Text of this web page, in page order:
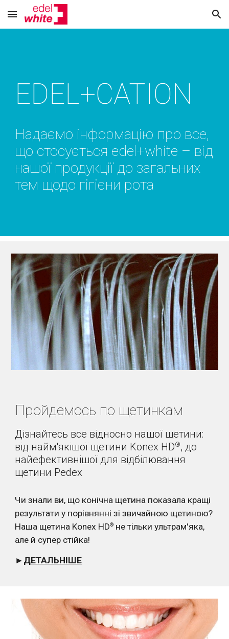
Skip to main content Skip to navigation
EDEL+CATION
Надаємо інформацію про все,
що стосується edel+white – від
нашої продукції до загальних
тем щодо гігієни рота
Пройдемось по щетинкам
Дізнайтесь все відносно нашої щетини:
від найм'якішої щетини Konex HD®, до
найефективнішої для відбілювання
щетини Pedex
Чи знали ви, що конічна щетина показала кращі
результати у порівнянні зі звичайною щетиною?
Наша щетина Konex HD® не тільки ультрам'яка,
але й супер стійка!
► ДЕТАЛЬНІШЕ